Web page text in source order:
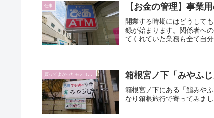
仕事 【お金の管理】事業
開業する時期にはどうして
録が始まります。関係者へ
てくれていた業務も全て自
箱根宮ノ下「みやふ
箱根宮ノ下にある「鮨みや
なり箱根旅行で寄ってみまし